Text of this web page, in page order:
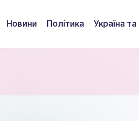
Новини Політика Україна та